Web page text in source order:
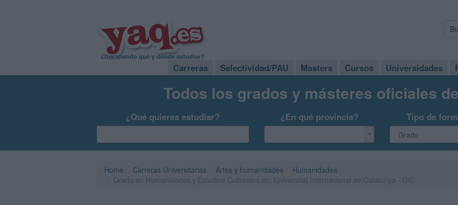
Carreras Selectividad/PAU Masters Cursos Universidades
Todos los grados y másteres oficiales
¿Qué quieres estudiar? ¿En qué provincia? Tipo de
Home Carreras Universitarias Artes y humanidades
Humanidades